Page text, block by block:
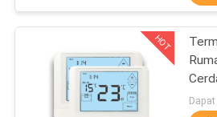
SITEMAP
PRIVACY
POLICY
HVAC
HOT